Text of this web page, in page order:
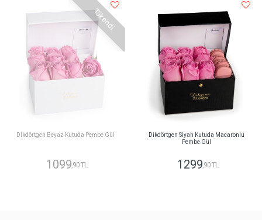
Tükendi
Dikdörtgen Beyaz Kutuda Pembe Gül
1099,90 TL
Dikdörtgen Siyah Kutuda Macaronlu
Pembe Gül
1299,90 TL